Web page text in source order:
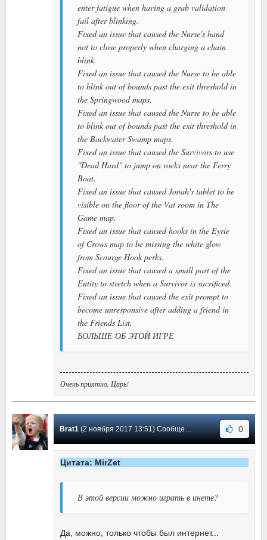
enter fatigue when having a grab validation
fail after blinking.
Fixed an issue that caused the Nurse's hand
not to close properly when charging a chain
blink.
Fixed an issue that caused the Nurse to be able
to blink out of bounds past the exit threshold in
the Springwood maps.
Fixed an issue that caused the Nurse to be able
to blink out of bounds past the exit threshold in
the Backwater Swamp maps.
Fixed an issue that caused the Survivors to use
''Dead Hard'' to jump on rocks near the Ferry
Boat.
Fixed an issue that caused Jonah's tablet to be
visible on the floor of the Vat room in The
Game map.
Fixed an issue that caused hooks in the Eyrie
of Crows map to be missing the white glow
from Scourge Hook perks.
Fixed an issue that caused a small part of the
Entity to stretch when a Survivor is sacrificed.
Fixed an issue that caused the exit prompt to
become unresponsive after adding a friend in
the Friends List.
БОЛЬШЕ ОБ ЭТОЙ ИГРЕ
Очень приятно, Царь!
Brat1(2 ноября 2017 13:51) Сообщение #11 0
Цитата: MirZet
В этой версии можно играть в инете?
Да, можно, только чтобы был интернет...